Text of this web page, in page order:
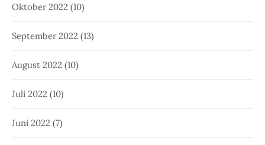
Oktober 2022 (10)
September 2022 (13)
August 2022 (10)
Juli 2022 (10)
Juni 2022 (7)